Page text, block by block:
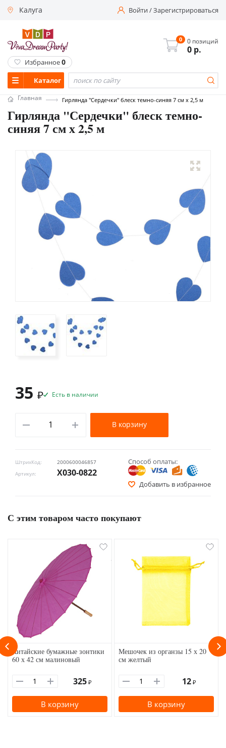
Калуга Войти/Зарегистрироваться
Каталог
0 0 позиций
0 р.
Избранное0
Главная Гирлянда "Сердечки" блеск темно-синяя 7 см х 2,5 м
Гирлянда "Сердечки" блеск темно-
синяя 7 см х 2,5 м
ШтрихКод:
2000600046857
Артикул:
Х030-0822
Способ оплаты:
Добавить в избранное
35 ₽ Есть в наличии
В корзину
С этим товаром часто покупают
Китайские бумажные зонтики
60 х 42 см малиновый
325 ₽
В корзину
Мешочек из органзы 15 х 20
см желтый
12 ₽
В корзину